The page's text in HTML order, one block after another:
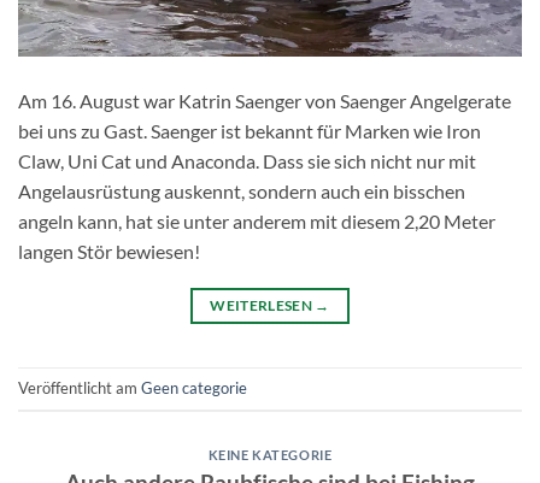
Am 16. August war Katrin Saenger von Saenger Angelgerate
bei uns zu Gast. Saenger ist bekannt für Marken wie Iron
Claw, Uni Cat und Anaconda. Dass sie sich nicht nur mit
Angelausrüstung auskennt, sondern auch ein bisschen
angeln kann, hat sie unter anderem mit diesem 2,20 Meter
langen Stör bewiesen!
WEITERLESEN →
Veröffentlicht am Geen categorie
KEINE KATEGORIE